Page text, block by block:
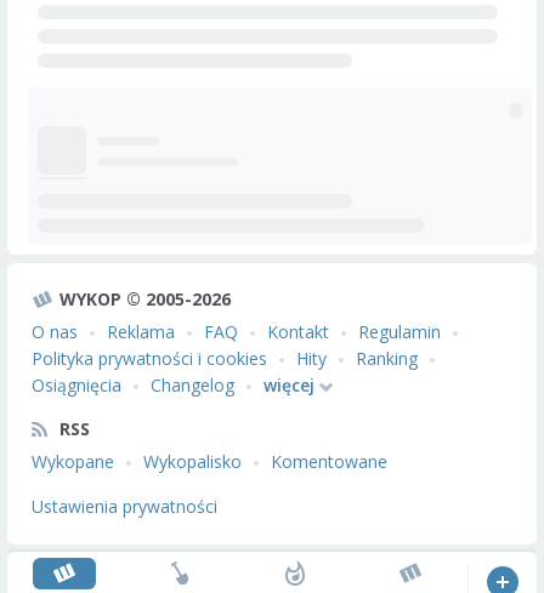
WYKOP © 2005-2026
O nas
Reklama FAQ Kontakt
Regulamin
Polityka prywatności i cookies
Hity
Ranking
Osiągnięcia
Changelog
więcej
RSS
Wykopane
Wykopalisko
Komentowane
Ustawienia prywatności